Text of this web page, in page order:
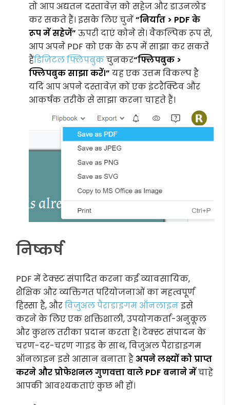
तो आप अद्यतन दस्तावेज़ को सहेज और डाउनलोड
कर सकते हैं। इसके लिए चुनें“निर्यात > PDF के
रूप में सहेजें” ऊपरी दाएं कोने से। वैकल्पिक रूप से,
आप अपने PDF को एक के रूप में साझा कर सकते
हैंडिजिटल फ्लिपबुकचुनकर“फ्लिपबुक >
फ्लिपबुक साझा करें।” यह एक उत्तम विकल्प है
यदि आप अपने दस्तावेज़ को एक इंटरैक्टिव और
आकर्षक तरीके से साझा करना चाहते हैं।
निष्कर्ष
PDF में टेक्स्ट संपादित करना कई व्यावसायिक,
शैक्षिक और व्यक्तिगत परियोजनाओं का महत्वपूर्ण
हिस्सा है, औरविजुअल पैराडाइगम ऑनलाइनइसे
करने के लिए एक शक्तिशाली, उपयोगकर्ता-अनुकूल
और कुशल तरीका प्रदान करता है। टेक्स्ट संपादन के
चरण-दर-चरण गाइड के साथ, विजुअल पैराडाइगम
ऑनलाइन इसे आसान बनाता है अपने लक्ष्यों को प्राप्त
करने और प्रोफेशनल गुणवत्ता वाले PDF बनाने मेंचाहे
आपकी आवश्यकताएं कुछ भी हों।